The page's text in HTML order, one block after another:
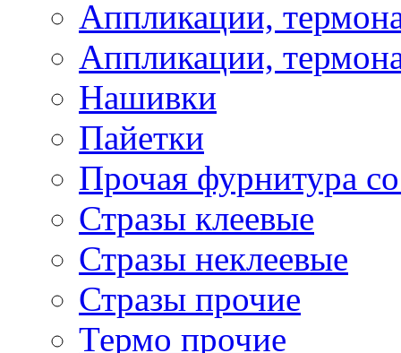
Аппликации,
Аппликации,
Нашивки
Пайетки
Прочая фурнитура
Стразы клеевые
Стразы неклеевые
Стразы прочие
Термо прочие